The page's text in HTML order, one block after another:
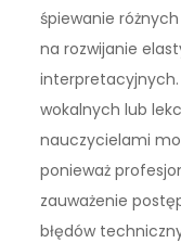
śpiewanie
na rozwijanie
wokalnych lub
nauczycielami
ponieważ
zauważenie
błędów